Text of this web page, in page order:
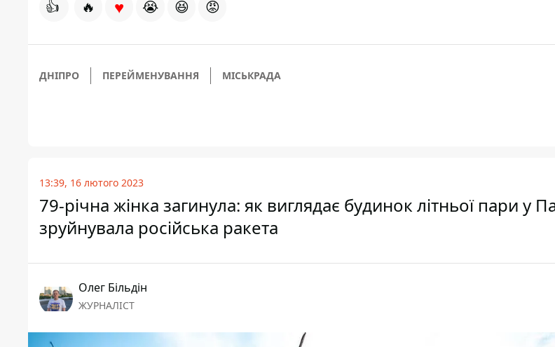
👍 🔥 ♥ 😭 😆 😡
ДНІПРО ПЕРЕЙМЕНУВАННЯ МІСЬКРАДА
13:39, 16 лютого 2023
79-річна жінка загинула: як виглядає будинок літньої пари у
зруйнувала російська ракета
Олег Більдін
ЖУРНАЛІСТ